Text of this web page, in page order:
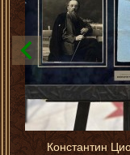
Константин